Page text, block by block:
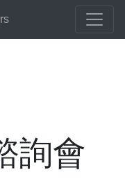
詢會